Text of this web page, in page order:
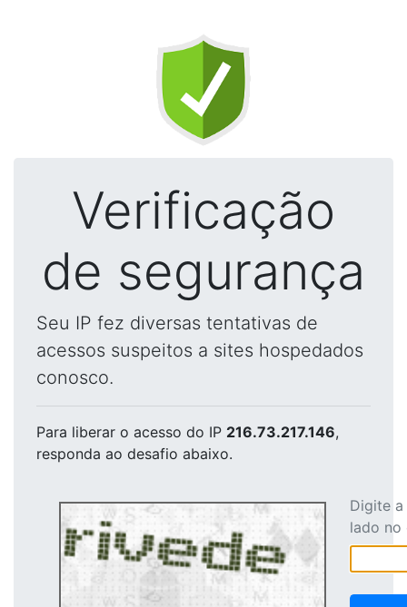
Verificação
de segurança
Seu IP fez diversas tentativas de
acessos suspeitos a sites hospedados
conosco.
Para liberar o acesso do IP 216.73.217.146,
responda ao desafio abaixo.
Digite
lado no